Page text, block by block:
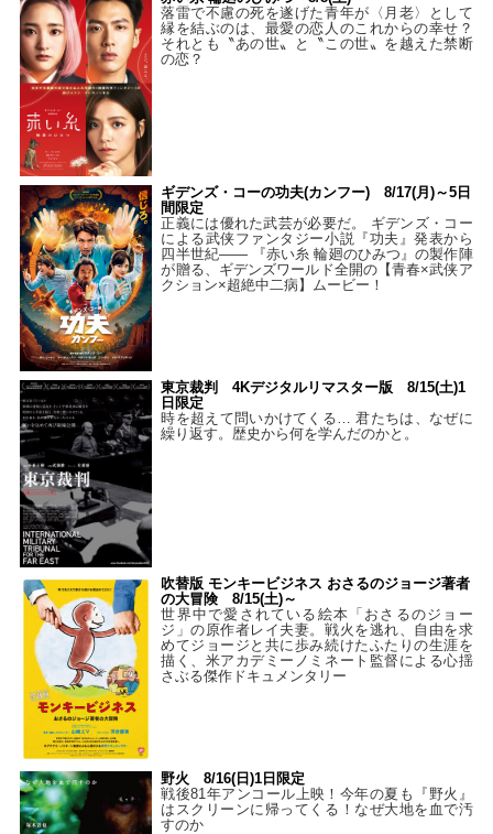
落雷で不慮の死を遂げた青年が〈月老〉として
縁を結ぶのは、最愛の恋人のこれからの幸せ？
それとも〝あの世〟と〝この世〟を越えた禁断
の恋？
ギデンズ・コーの功夫(カンフー) 8/17(月)～5日
間限定
正義には優れた武芸が必要だ。 ギデンズ・コー
による武侠ファンタジー小説『功夫』発表から
四半世紀―― 『赤い糸 輪廻のひみつ』の製作陣
が贈る、ギデンズワールド全開の【青春×武侠ア
クション×超絶中二病】ムービー！
東京裁判 4Kデジタルリマスター版 8/15(土)1
日限定
時を超えて問いかけてくる… 君たちは、なぜに
繰り返す。歴史から何を学んだのかと。
吹替版 モンキービジネス おさるのジョージ著者
の大冒険 8/15(土)～
世界中で愛されている絵本「おさるのジョー
ジ」の原作者レイ夫妻。戦火を逃れ、自由を求
めてジョージと共に歩み続けたふたりの生涯を
描く、米アカデミーノミネート監督による心揺
さぶる傑作ドキュメンタリー
野火 8/16(日)1日限定
戦後81年アンコール上映！今年の夏も『野火』
はスクリーンに帰ってくる！なぜ大地を血で汚
すのか